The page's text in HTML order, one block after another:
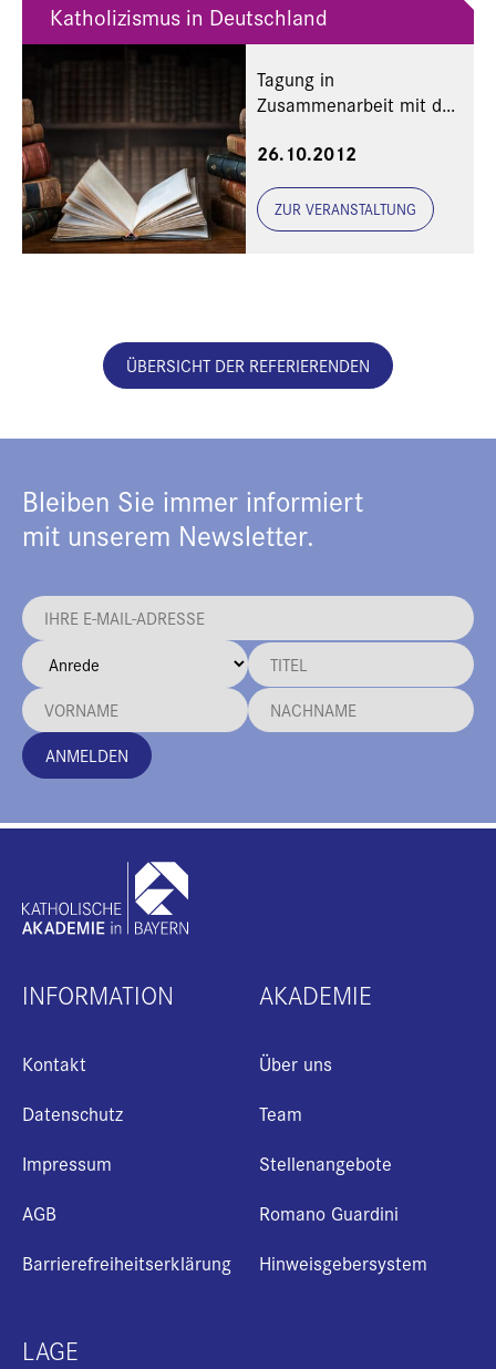
Katholizismus in Deutschland
Tagung in
Zusammenarbeit mit der
Zeitgeschichte
26.10.2012
ZUR VERANSTALTUNG
ÜBERSICHT DER REFERIERENDEN
Bleiben Sie immer informiert
mit unserem Newsletter.
ANMELDEN
INFORMATION
Kontakt
Datenschutz
Impressum
AGB
Barrierefreiheitserklärung
AKADEMIE
Über uns
Team
Stellenangebote
Romano Guardini
Hinweisgebersystem
LAGE